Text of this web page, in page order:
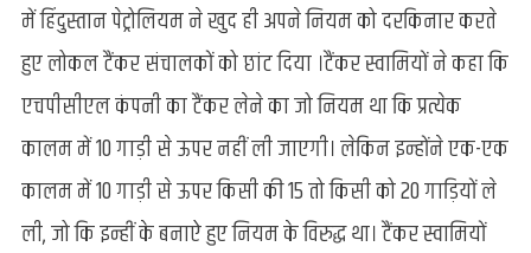
में हिंदुस्तान पेट्रोलियम ने खुद ही अपने नियम को दरकिनार करते
हुए लोकल टैंकर संचालकों को छांट दिया ।टैंकर स्वामियों ने कहा कि
एचपीसीएल कंपनी का टैंकर लेने का जो नियम था कि प्रत्येक
कालम में 10 गाड़ी से ऊपर नहीं ली जाएगी। लेकिन इन्होंने एक-एक
कालम में 10 गाड़ी से ऊपर किसी की 15 तो किसी को 20 गाड़ियों ले
ली, जो कि इन्हीं के बनाऐ हुए नियम के विरुद्ध था। टैंकर स्वामियों